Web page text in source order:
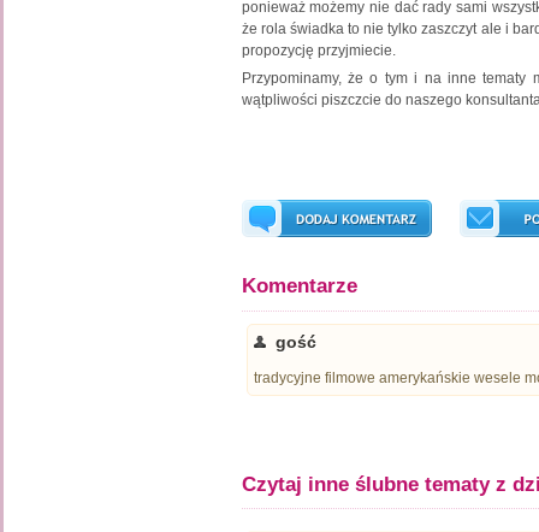
ponieważ możemy nie dać rady sami
że rola świadka to nie tylko zaszczyt ale i
propozycję przyjmiecie.
Przypominamy, że o tym i na inne tematy
wątpliwości piszczcie do naszego
Komentarze
gość
tradycyjne filmowe amerykańskie wesele
Czytaj inne ślubne tematy z